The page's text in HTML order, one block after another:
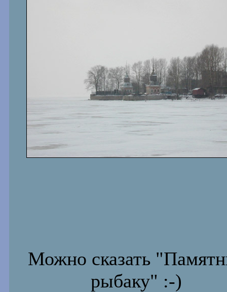
Можно сказать
рыбаку" :-)